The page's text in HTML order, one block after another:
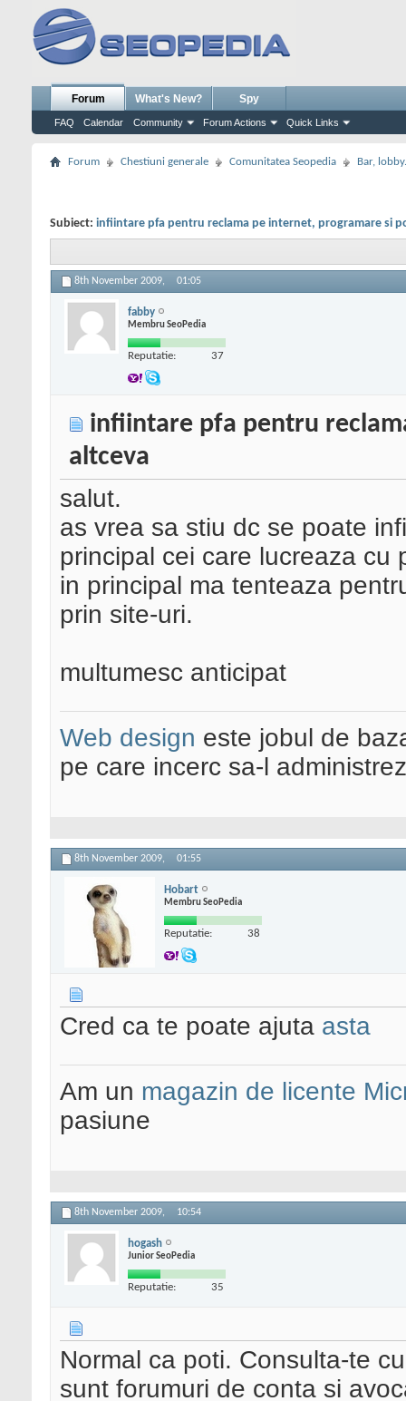
Forum
FAQ Calendar Community Forum Actions Quick Links
What's New? Spy
Forum Chestiuni generale Comunitatea Seopedia Bar,
Subiect: infiintare pfa pentru reclama pe internet, programare si
8th November 2009, 01:05
fabby
Membru SeoPedia
Reputatie: 37
infiintare pfa pentru
altceva
salut.
as vrea sa stiu dc se poate
principal cei care lucreaza cu
in principal ma tenteaza
prin site-uri.
multumesc anticipat
Web design este jobul de
pe care incerc sa-l administrez
8th November 2009, 01:55
Hobart
Membru SeoPedia
Reputatie: 38
Cred ca te poate ajuta asta
Am un magazin de licente
pasiune
8th November 2009, 10:54
hogash
Junior SeoPedia
Reputatie: 35
Normal ca poti. Consulta-te
sunt forumuri de conta si